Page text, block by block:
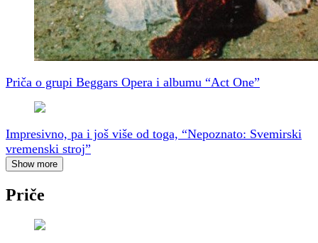
Priča o grupi Beggars Opera i albumu “Act One”
Impresivno, pa i još više od toga, “Nepoznato: Svemirski
vremenski stroj”
Show more
Priče